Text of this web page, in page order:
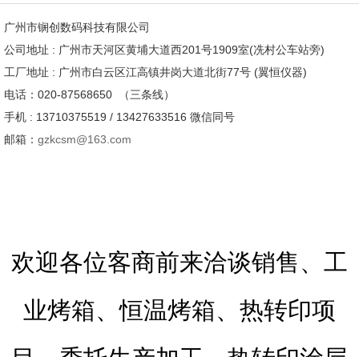
广州市锎创数码科技有限公司
公司地址 : 广州市天河区黄埔大道西201号1909室(冼村公车站旁)
工厂地址 : 广州市白云区江高镇井岗大道北街77号 (翼恒仪器)
电话：020-87568650 （三条线）
手机 : 13710375519 / 13427633516 微信同号
邮箱： gzkcsm@163.com
欢迎各位客商前来洽谈销售、工
业烤箱、恒温烤箱、热转印项